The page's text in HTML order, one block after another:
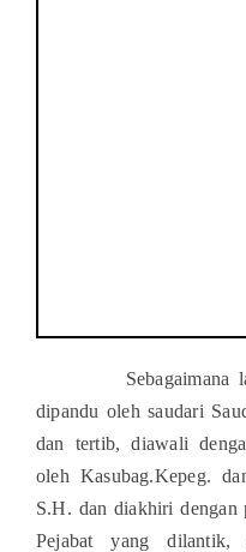
Sebagaimana
dipandu oleh saudari
dan tertib, diawali
oleh Kasubag.Kepeg.
S.H. dan diakhiri dengan
Pejabat yang dilantik,